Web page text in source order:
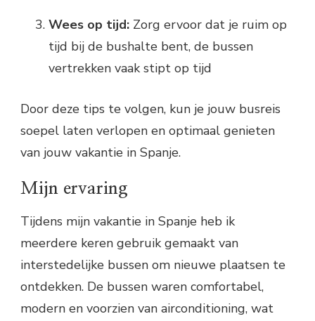
Wees op tijd: Zorg ervoor dat je ruim op
tijd bij de bushalte bent, de bussen
vertrekken vaak stipt op tijd
Door deze tips te volgen, kun je jouw busreis
soepel laten verlopen en optimaal genieten
van jouw vakantie in Spanje.
Mijn ervaring
Tijdens mijn vakantie in Spanje heb ik
meerdere keren gebruik gemaakt van
interstedelijke bussen om nieuwe plaatsen te
ontdekken. De bussen waren comfortabel,
modern en voorzien van airconditioning, wat